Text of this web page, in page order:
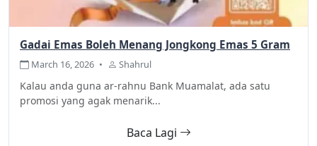
Gadai Emas Boleh Menang Jongkong Emas 5 Gram
March 16, 2026 • Shahrul
Kalau anda guna ar-rahnu Bank Muamalat, ada satu
promosi yang agak menarik...
Baca Lagi